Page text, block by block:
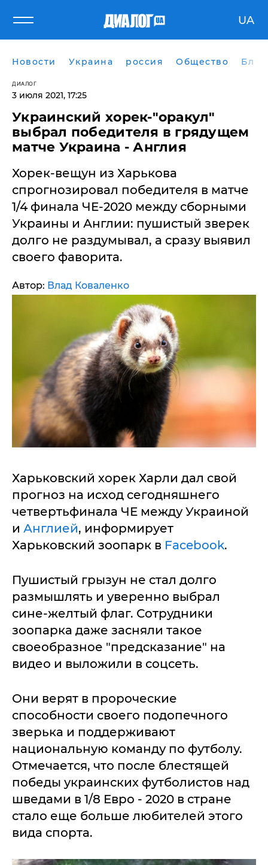
UA
Новости Украина россия Общество
ДИАЛОГ
3 июля 2021, 17:25
Украинский хорек-"оракул"
выбрал победителя в грядущем
матче Украина - Англия
Хорек-вещун из Харькова
спрогнозировал победителя в матче
1/4 финала ЧЕ-2020 между сборными
Украины и Англии: пушистый зверек
долго не раздумывал, а сразу выявил
своего фаворита.
Автор: Влад Коваленко
Харьковский хорек Харли дал свой
прогноз на исход сегодняшнего
четвертьфинала ЧЕ между Украиной
и Англией, информирует
Харьковский зоопарк в Facebook.
Пушистый грызун не стал долго
размышлять и уверенно выбрал
сине-желтый флаг. Сотрудники
зоопарка даже засняли такое
своеобразное "предсказание" на
видео и выложили в соцсеть.
Они верят в пророческие
способности своего подопечного
зверька и поддерживают
национальную команду по футболу.
Отмечается, что после блестящей
победы украинских футболистов над
шведами в 1/8 Евро - 2020 в стране
стало еще больше любителей этого
вида спорта.